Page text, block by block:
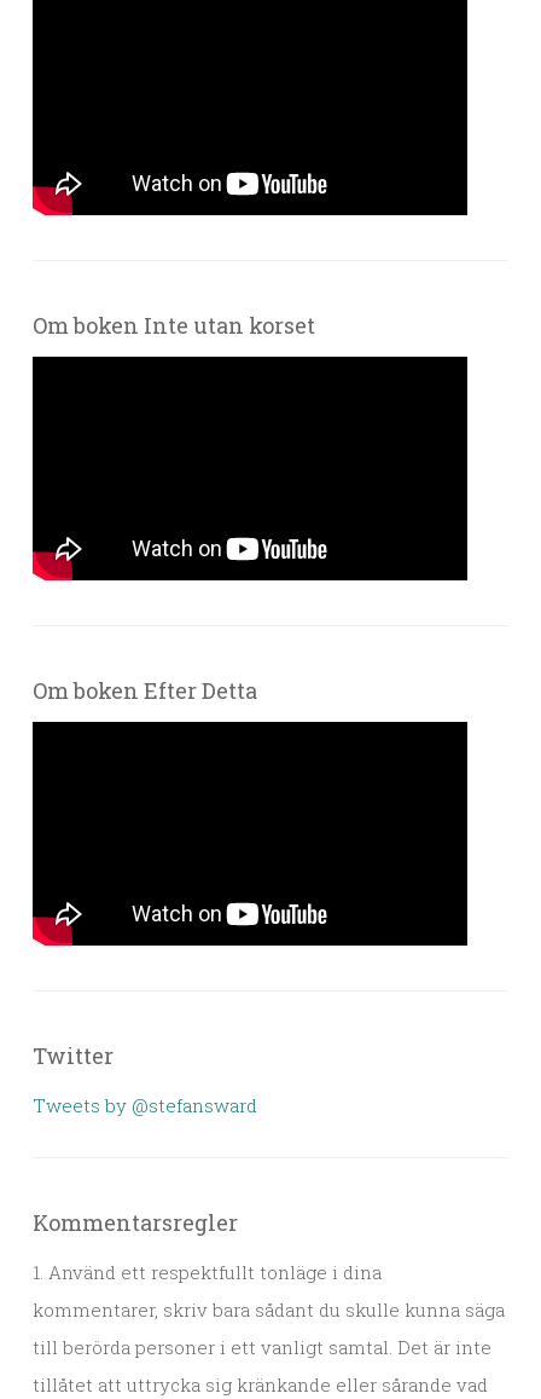
Om boken Inte utan korset
Om boken Efter Detta
Twitter
Tweets by @stefansward
Kommentarsregler
1. Använd ett respektfullt tonläge i dina
kommentarer, skriv bara sådant du skulle kunna säga
till berörda personer i ett vanligt samtal. Det är inte
tillåtet att uttrycka sig kränkande eller sårande vad